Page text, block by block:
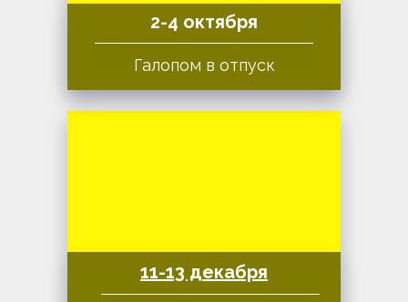
11-13 декабря
2-4 октября
Галопом в отпуск